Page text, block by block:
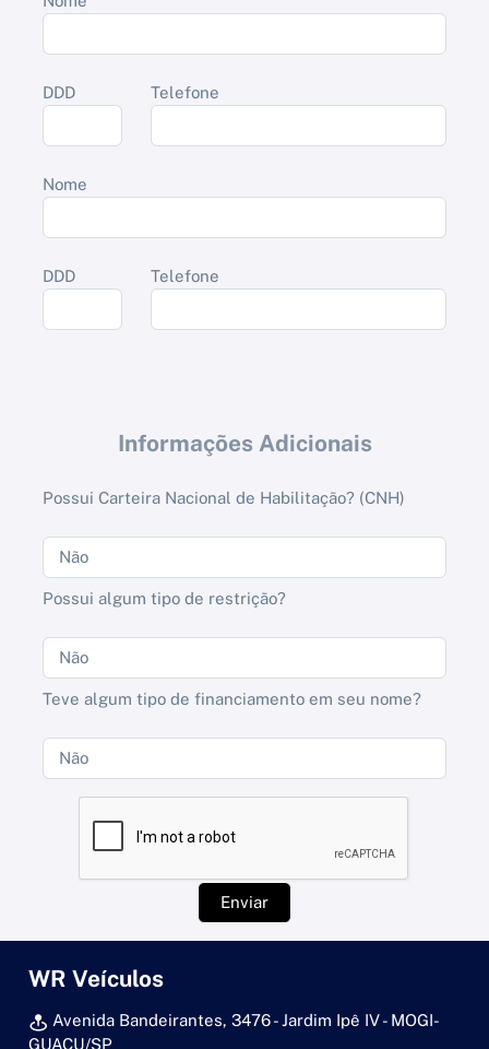
DDD Telefone
Nome
DDD Telefone
Informações Adicionais
Possui Carteira Nacional de Habilitação? (CNH)
Possui algum tipo de restrição?
Teve algum tipo de financiamento em seu nome?
Enviar
WR Veículos
Avenida Bandeirantes, 3476 - Jardim Ipê IV - MOGI-
GUACU/SP